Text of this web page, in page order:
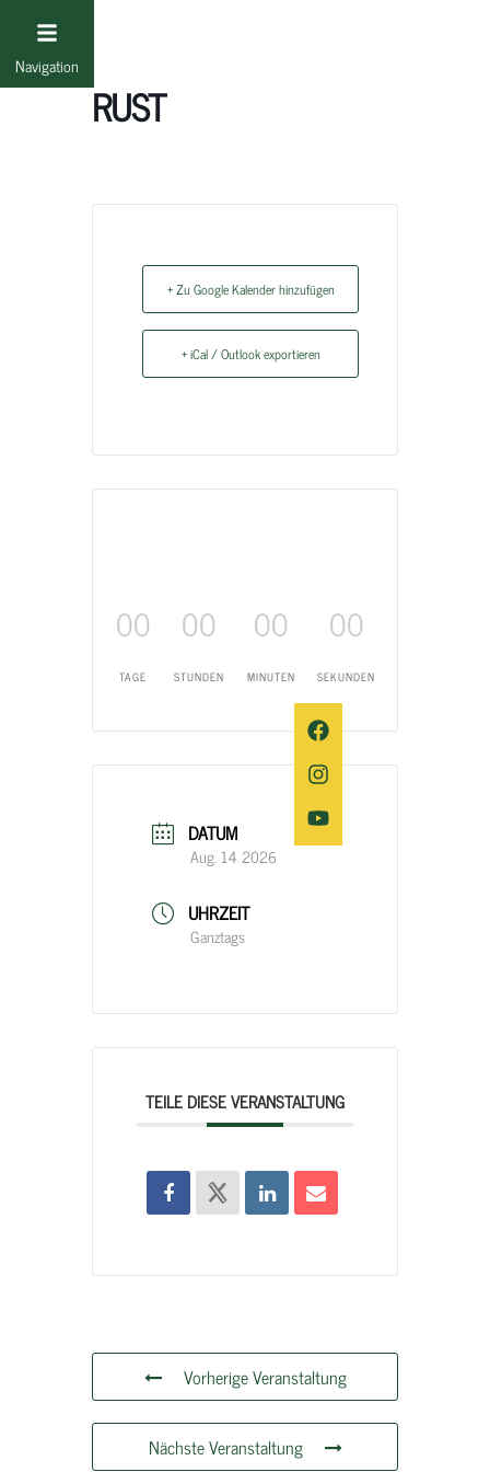
Navigation
RUST
+ Zu Google Kalender hinzufügen
+ iCal / Outlook exportieren
00
TAGE
00
STUNDEN
00
MINUTEN
00
SEKUNDEN
DATUM
Aug. 14 2026
UHRZEIT
Ganztags
TEILE DIESE VERANSTALTUNG
Vorherige Veranstaltung
Nächste Veranstaltung